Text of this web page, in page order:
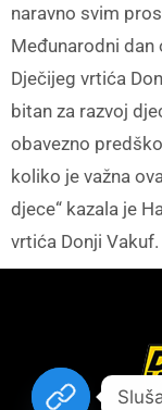
naravno svim
Međunarodni dan
Dječijeg vrtića
bitan za razvoj
obavezno
koliko je važna
djece“ kazala je
vrtića Donji Vakuf.